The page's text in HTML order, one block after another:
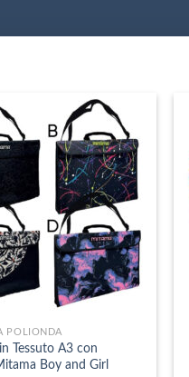
POLIONDA
Tessuto A3 con
Boy and Girl